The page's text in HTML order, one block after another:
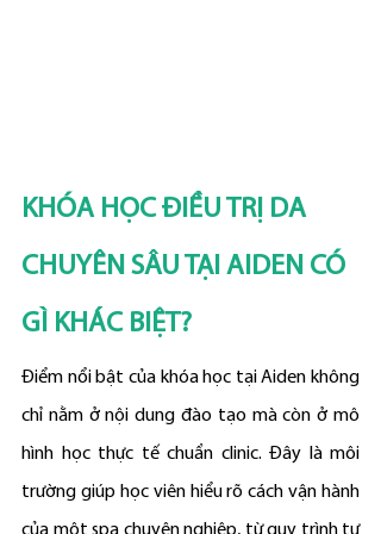
KHÓA HỌC ĐIỀU TRỊ DA
CHUYÊN SÂU TẠI AIDEN CÓ
GÌ KHÁC BIỆT?
Điểm nổi bật của khóa học tại Aiden không
chỉ nằm ở nội dung đào tạo mà còn ở mô
hình học thực tế chuẩn clinic. Đây là môi
trường giúp học viên hiểu rõ cách vận hành